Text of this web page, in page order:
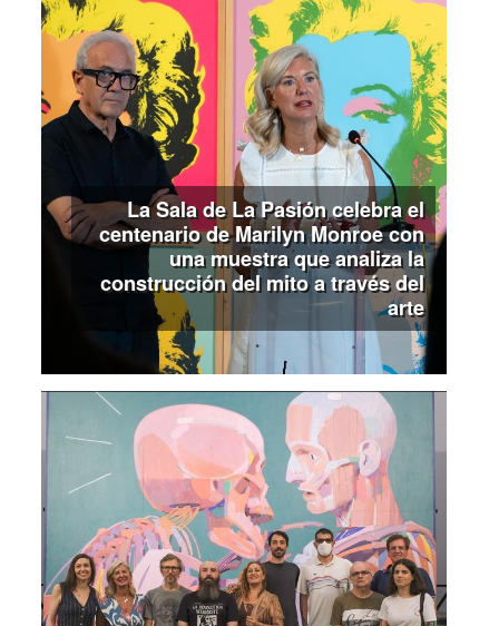
La Sala de La Pasión celebra el
centenario de Marilyn Monroe con
una muestra que analiza la
construcción del mito a través del
arte